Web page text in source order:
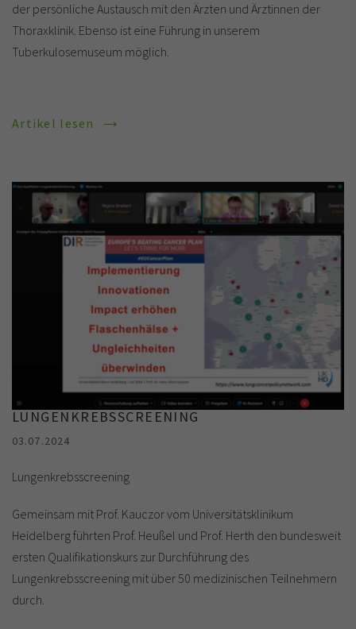
der persönliche Austausch mit den Ärzten und Ärztinnen der
Thoraxklinik. Ebenso ist eine Führung in unserem
Tuberkulosemuseum möglich.
Artikel lesen
LUNGENKREBSSCREENING
03.07.2024
Lungenkrebsscreening
Gemeinsam mit Prof. Kauczor vom Universitätsklinikum
Heidelberg führten Prof. Heußel und Prof. Herth den bundesweit
ersten Qualifikationskurs zur Durchführung des
Lungenkrebsscreening mit über 50 medizinischen Teilnehmern
durch.